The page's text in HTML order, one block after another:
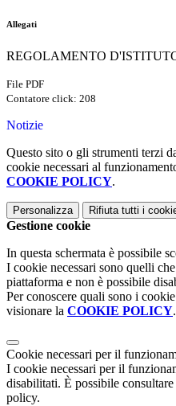
Allegati
REGOLAMENTO
File PDF
Contatore click: 208
Notizie
Questo sito o gli strumenti terzi
cookie necessari al
COOKIE POLICY.
Personalizza Rifiuta tutti i
Gestione cookie
In questa schermata è possibile
I cookie necessari sono quelli
piattaforma e non è possibile
Per conoscere quali sono i
visionare la COOKIE POLICY.
Cookie necessari per il
I cookie necessari per il
disabilitati. È possibile
policy.